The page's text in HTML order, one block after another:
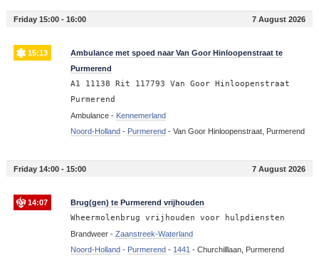
Friday 15:00 - 16:00 7 August 2026
15:13
Ambulance met spoed naar Van Goor Hinloopenstraat te
Purmerend
A1 11138 Rit 117793 Van Goor Hinloopenstraat
Purmerend
Ambulance - Kennemerland
Noord-Holland- Purmerend- Van Goor Hinloopenstraat, Purmerend
Friday 14:00 - 15:00 7 August 2026
14:07 Brug(gen) te Purmerend vrijhouden
Wheermolenbrug vrijhouden voor hulpdiensten
Brandweer - Zaanstreek-Waterland
Noord-Holland- Purmerend- 1441 - Churchilllaan, Purmerend